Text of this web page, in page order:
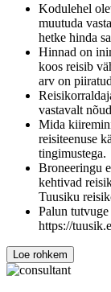
Eelmine
Kodulehel
muutuda
hetke hinda
Hinnad on
koos reisib
arv on
vastavalt
Mida
reisiteenuse
tingimustega.
Broneeringu
kehtivad
Tuusiku
Palun
https://
Loe rohkem